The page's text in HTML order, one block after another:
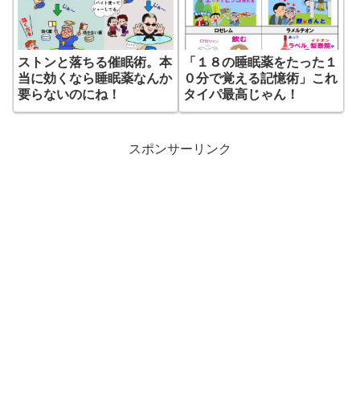
ストンと落ちる催眠術。本
当に効くなら睡眠薬なんか
要らないのにね！
「１８の睡眠薬をたった１
０分で覚える記憶術」これ
タイパ最高じゃん！
スポンサーリンク